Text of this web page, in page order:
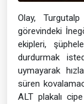
Olay,
görevindeki
ekipleri,
durdurmak
uymayarak
süren
ALT plakalı